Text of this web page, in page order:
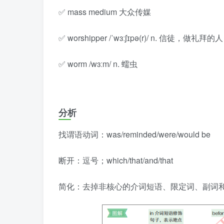
✅ mass medium 大众传媒
✅ worshipper /ˈwɜːʃɪpə(r)/ n. 信徒，做礼拜的人
✅ worm /wɜːm/ n. 蠕虫
分析
找谓语动词：was/reminded/were/would be
断开：逗号；which/that/and/that
简化：去掉非核心的介词短语、限定词、副词